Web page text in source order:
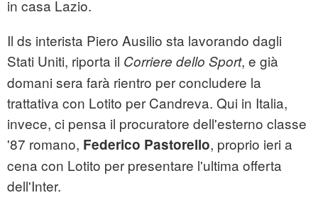
in casa Lazio.
Il ds interista Piero Ausilio sta lavorando dagli
Stati Uniti, riporta il Corriere dello Sport, e già
domani sera farà rientro per concludere la
trattativa con Lotito per Candreva. Qui in Italia,
invece, ci pensa il procuratore dell'esterno classe
'87 romano, Federico Pastorello, proprio ieri a
cena con Lotito per presentare l'ultima offerta
dell'Inter.